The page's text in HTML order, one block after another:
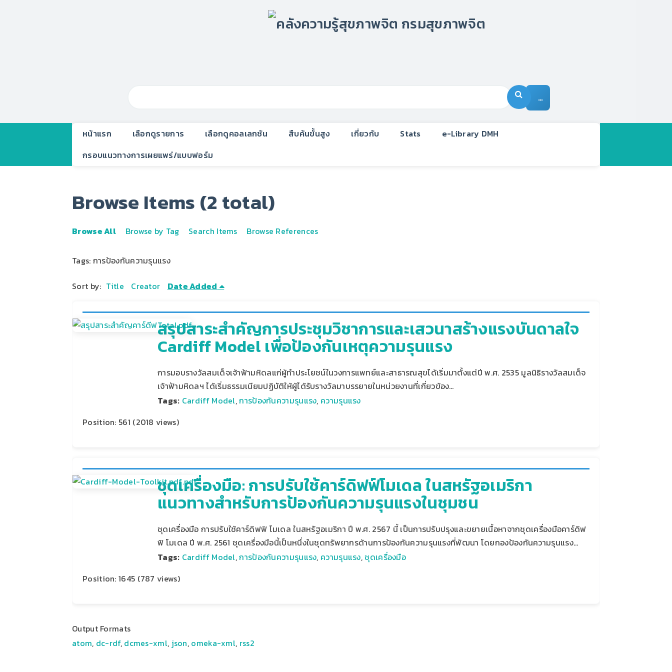
…
หน้าแรก เลือกดูรายการ เลือกดูคอลเลกชัน สืบค้นขั้นสูง เกี่ยวกับ Stats
e-Library DMH
กรอบแนวทางการเผยแพร่/แบบฟอร์ม
Browse Items (2 total)
Browse All Browse by Tag Search Items Browse References
Tags: การป้องกันความรุนแรง
Sort by: Title Creator Date Added
สรุปสาระสำคัญการประชุมวิชาการและเสวนาสร้างแรงบันดาลใจ
Cardiff Model เพื่อป้องกันเหตุความรุนแรง
การมอบรางวัลสมเด็จเจ้าฟ้ามหิดลแก่ผู้ทำประโยชน์ในวงการแพทย์และสาธารณสุขได้เริ่มมาตั้งแต่ปี พ.ศ. 2535 มูลนิธิรางวัลสมเด็จ
เจ้าฟ้ามหิดลฯ ได้เริ่มธรรมเนียมปฏิบัติให้ผู้ได้รับรางวัลมาบรรยายในหน่วยงานที่เกี่ยวข้อง…
Tags: Cardiff Model,การป้องกันความรุนแรง, ความรุนแรง
Position: 561 (2018 views)
ชุดเครื่องมือ: การปรับใช้คาร์ดิฟฟ์โมเดล ในสหรัฐอเมริกา
แนวทางสำหรับการป้องกันความรุนแรงในชุมชน
ชุดเครื่องมือ การปรับใช้คาร์ดิฟฟิ โมเดล ในสหรัฐอเมริกา ปี พ.ศ. 2567 นี้ เป็นการปรับปรุงและขยายเนื้อหาจากชุดเครื่องมือคาร์ดิฟ
ฟิ โมเดล ปี พ.ศ. 2561 ชุดเครื่องมือนี้เป็นหนึ่งในชุดทรัพยากรด้านการป้องกันความรุนแรงที่พัฒนา โดยกองป้องกันความรุนแรง…
Tags: Cardiff Model,การป้องกันความรุนแรง, ความรุนแรง,ชุดเครื่องมือ
Position:1645 (787 views)
Output Formats
atom, dc-rdf, dcmes-xml, json, omeka-xml, rss2